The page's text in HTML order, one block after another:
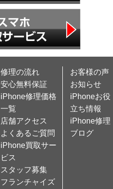
修理の流れ
安心無料保証
iPhone修理価格
一覧
店舗アクセス
よくあるご質問
iPhone買取サー
ビス
スタッフ募集
フランチャイズ
お客様の声
お知らせ
iPhoneお役
立ち情報
iPhone修理
ブログ